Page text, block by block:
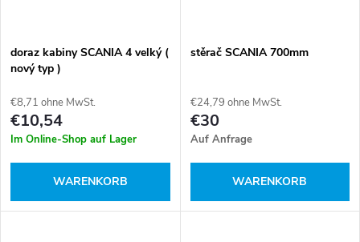
doraz kabiny SCANIA 4 velký (
nový typ )
€8,71 ohne MwSt.
€10,54
Im Online-Shop auf Lager
WARENKORB
stěrač SCANIA 700mm
€24,79 ohne MwSt.
€30
Auf Anfrage
WARENKORB